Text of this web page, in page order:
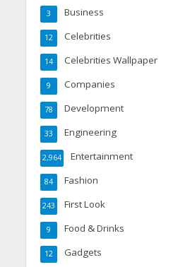
Business
3
Celebrities
12
Celebrities Wallpaper
14
Companies
9
Development
78
Engineering
33
Entertainment
2,964
Fashion
84
First Look
243
Food & Drinks
9
Gadgets
12